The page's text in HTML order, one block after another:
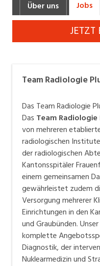
Industrie,
Produktion
Informatik,
Körperpflege,
Marketing,
Mechanik,
Medizin,
Verkauf, Handel,
Aussendienst
Sicherheit,
Über uns Jobs
JETZT
Team Radiologie
Das Team Radiologie
Das Team Radiologie
von mehreren
radiologischen
der radiologischen
Kantonsspitäler
einem gemeinsamen
gewährleistet zudem
Versorgung mehrerer
Einrichtungen in den
und Graubünden.
komplette
Diagnostik, der
Nuklearmedizin und